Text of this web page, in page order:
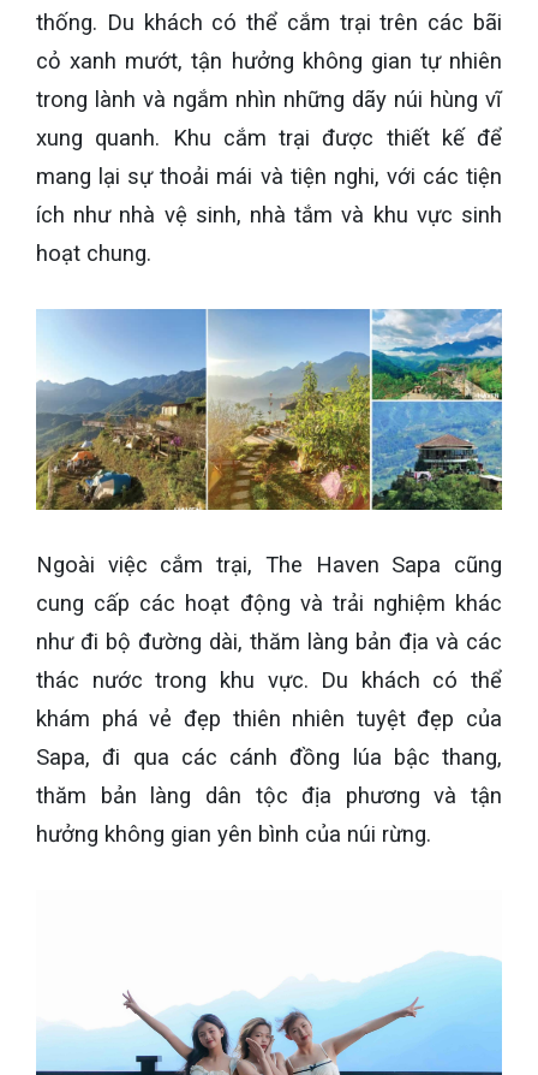
thống. Du khách có thể cắm trại trên các bãi
cỏ xanh mướt, tận hưởng không gian tự nhiên
trong lành và ngắm nhìn những dãy núi hùng vĩ
xung quanh. Khu cắm trại được thiết kế để
mang lại sự thoải mái và tiện nghi, với các tiện
ích như nhà vệ sinh, nhà tắm và khu vực sinh
hoạt chung.
Ngoài việc cắm trại, The Haven Sapa cũng
cung cấp các hoạt động và trải nghiệm khác
như đi bộ đường dài, thăm làng bản địa và các
thác nước trong khu vực. Du khách có thể
khám phá vẻ đẹp thiên nhiên tuyệt đẹp của
Sapa, đi qua các cánh đồng lúa bậc thang,
thăm bản làng dân tộc địa phương và tận
hưởng không gian yên bình của núi rừng.